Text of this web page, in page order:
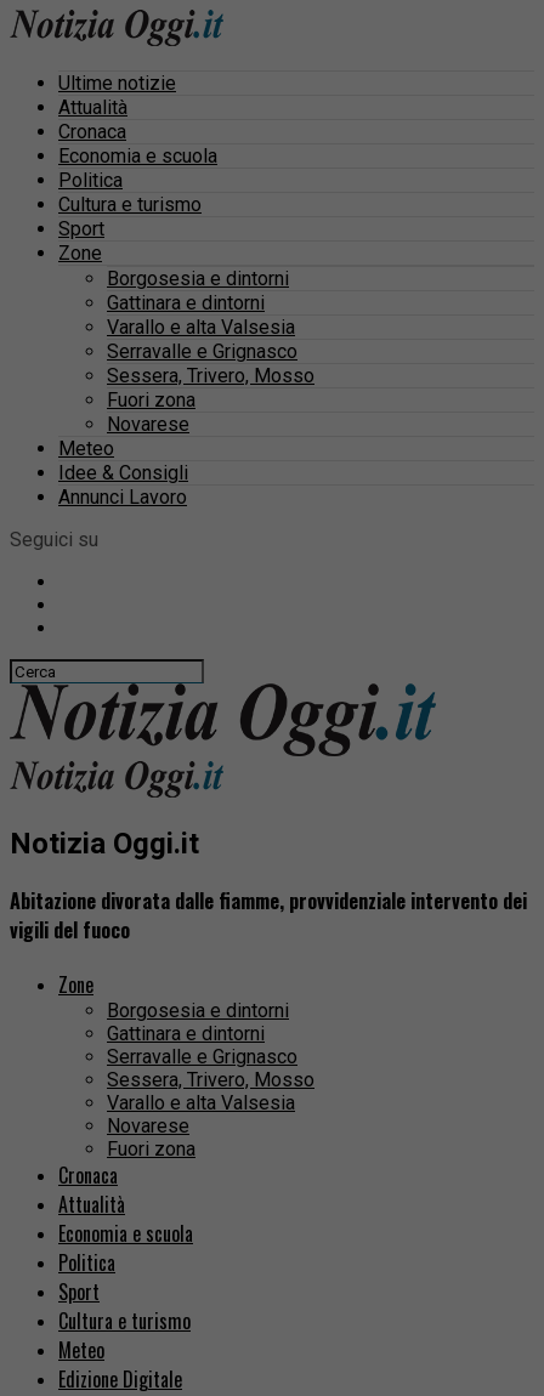
Ultime notizie
Attualità
Cronaca
Economia e scuola
Politica
Cultura e turismo
Sport
Zone
Borgosesia e dintorni
Gattinara e dintorni
Varallo e alta Valsesia
Serravalle e Grignasco
Sessera, Trivero, Mosso
Fuori zona
Novarese
Meteo
Idee & Consigli
Annunci Lavoro
Seguici su
Notizia Oggi.it
Abitazione divorata dalle fiamme, provvidenziale intervento dei
vigili del fuoco
Zone
Borgosesia e dintorni
Gattinara e dintorni
Serravalle e Grignasco
Sessera, Trivero, Mosso
Varallo e alta Valsesia
Novarese
Fuori zona
Cronaca
Attualità
Economia e scuola
Politica
Sport
Cultura e turismo
Meteo
Edizione Digitale